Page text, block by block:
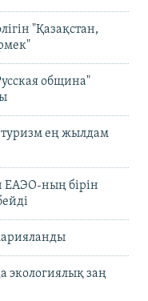
"Қазақстан,
община"
ең жылдам
ЕАЭО-ның бірін
экологиялық заң